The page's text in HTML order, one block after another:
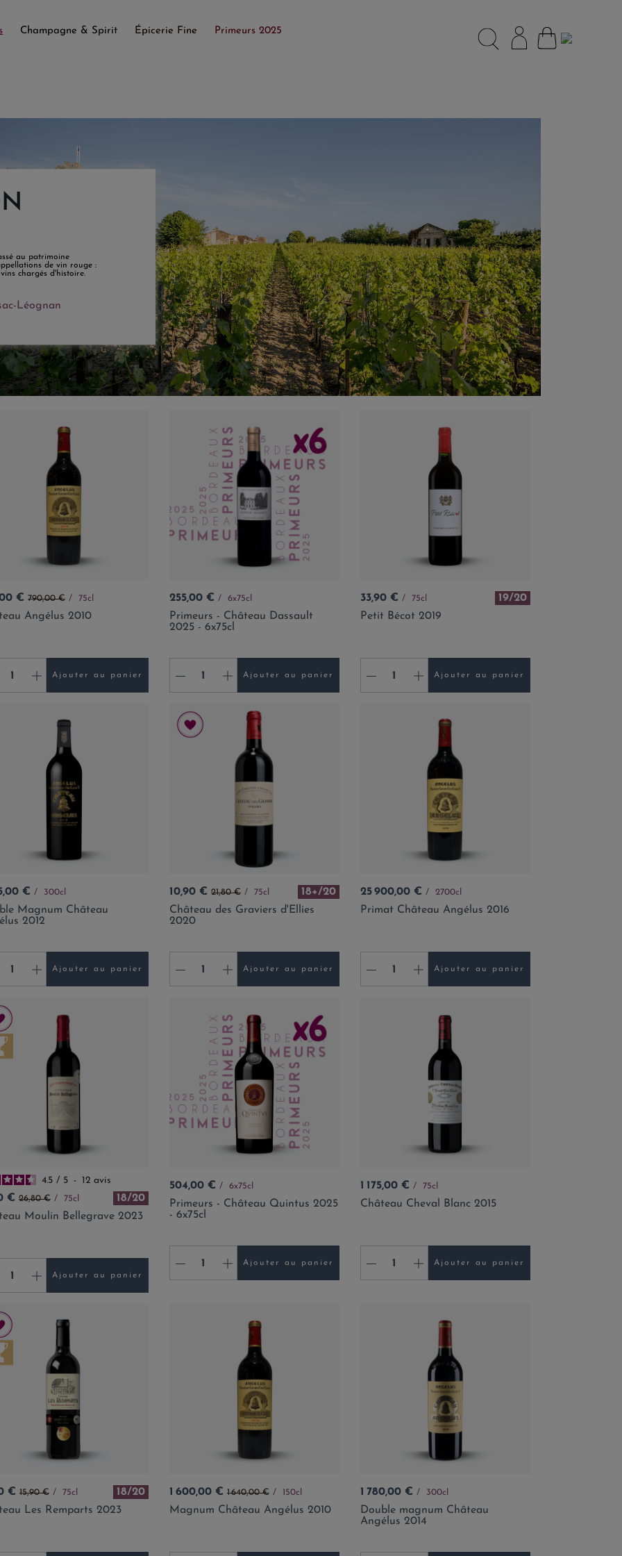
Champagne & Spirit Épicerie Fine
Primeurs 2025
au patrimoine
de vin rouge :
chargés d'histoire.
Léognan
€ Prix de base
790,00 € 75cl
Angélus 2010
+ Ajouter au panier
Prix
255,00 € 6x75cl
Primeurs - Château Dassault
2025 - 6x75cl
- + Ajouter au panier
Prix
33,90 € 75cl
19/20
Petit Bécot 2019
- + Ajouter au panier
€ 300cl
Magnum Château
2012
+ Ajouter au panier
Prix
10,90 € Prix de base
21,80 € 75cl
18+/20
Château des Graviers d'Ellies
2020
- + Ajouter au panier
Prix
25 900,00 € 2700cl
Primat Château Angélus 2016
- + Ajouter au panier
4.5 / 5 - 12 avis
€ Prix de base
26,80 € 75cl
18/20
Moulin Bellegrave 2023
+ Ajouter au panier
Prix
504,00 € 6x75cl
Primeurs - Château Quintus 2025
- 6x75cl
- + Ajouter au panier
Prix
1 175,00 € 75cl
Château Cheval Blanc 2015
- + Ajouter au panier
€ Prix de base
15,90 € 75cl
18/20
Les Remparts 2023
Prix
1 600,00 € Prix de base
1 640,00 € 150cl
Magnum Château Angélus 2010
Prix
1 780,00 € 300cl
Double magnum Château
Angélus 2014